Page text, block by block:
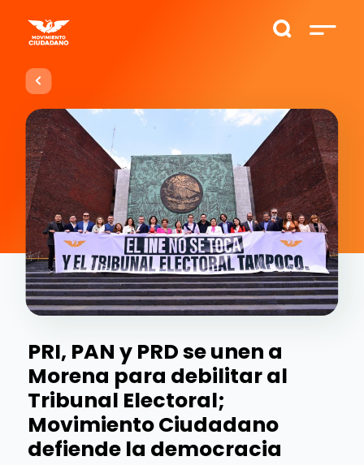
PRI, PAN y PRD se unen a
Morena para debilitar al
Tribunal Electoral;
Movimiento Ciudadano
defiende la democracia